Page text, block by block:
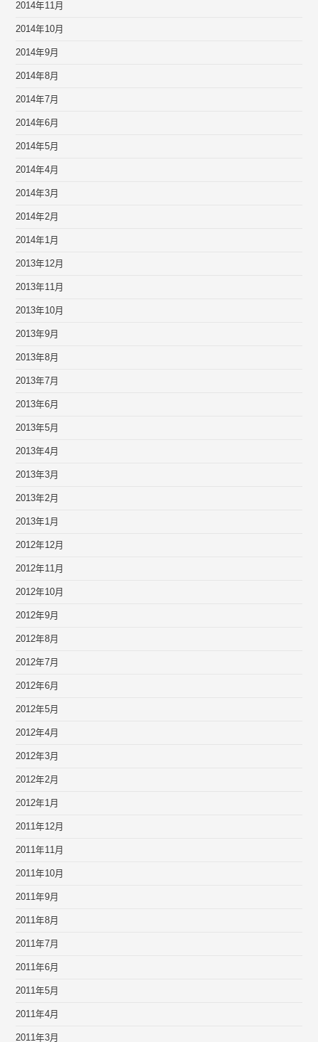
2014年11月
2014年10月
2014年9月
2014年8月
2014年7月
2014年6月
2014年5月
2014年4月
2014年3月
2014年2月
2014年1月
2013年12月
2013年11月
2013年10月
2013年9月
2013年8月
2013年7月
2013年6月
2013年5月
2013年4月
2013年3月
2013年2月
2013年1月
2012年12月
2012年11月
2012年10月
2012年9月
2012年8月
2012年7月
2012年6月
2012年5月
2012年4月
2012年3月
2012年2月
2012年1月
2011年12月
2011年11月
2011年10月
2011年9月
2011年8月
2011年7月
2011年6月
2011年5月
2011年4月
2011年3月